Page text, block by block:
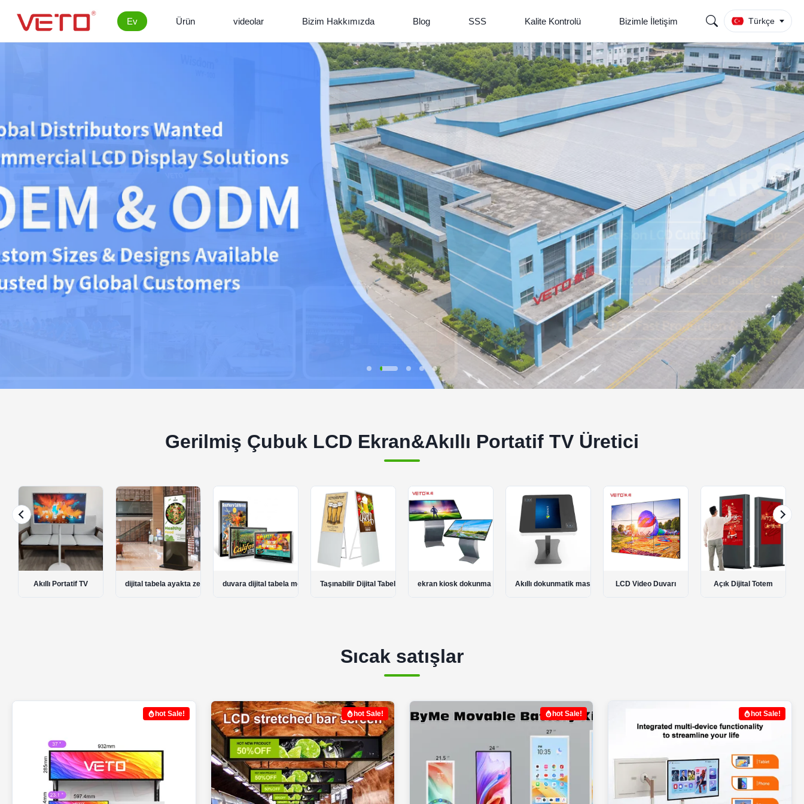
Ev Ürün videolar Bizim Hakkımızda Blog SSS Kalite Kontrolü Bizimle İletişim Türkçe
Gerilmiş Çubuk LCD Ekran&Akıllı Portatif TV Üretici
dijital tabela ayakta zemin duvara dijital tabela monte Taşınabilir Dijital Tabela ekran kiosk dokunma Akıllı dokunmatik masa LCD Video Duvarı Açık Dijital Totem İnteraktif Akıllı Tahta
Sıcak satışlar
hot Sale! hot Sale! hot Sale! hot Sale!